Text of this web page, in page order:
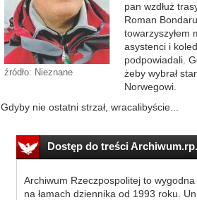
źródło: Nieznane
pan wzdłuż
Roman
towarzyszyłem
asystenci i
podpowiadali.
żeby wybrał
Norwegowi.
Gdyby nie ostatni strzał, wracalibyście...
Dostęp do treści
Archiwum Rzeczpospolitej to
na łamach dziennika od 1993 roku.